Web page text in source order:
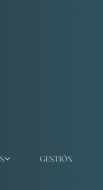
GESTIÓN